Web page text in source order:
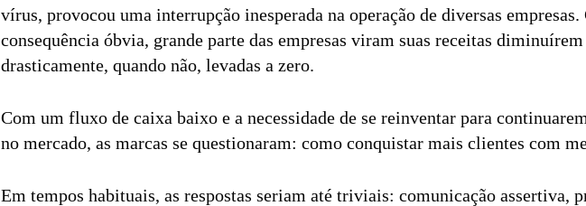
vírus, provocou uma interrupção inesperada na operação de diversas empresas.
consequência óbvia, grande parte das empresas viram suas receitas diminuírem
drasticamente, quando não, levadas a zero.
Com um fluxo de caixa baixo e a necessidade de se reinventar para
no mercado, as marcas se questionaram: como conquistar mais clientes com
Em tempos habituais, as respostas seriam até triviais: comunicação assertiva,